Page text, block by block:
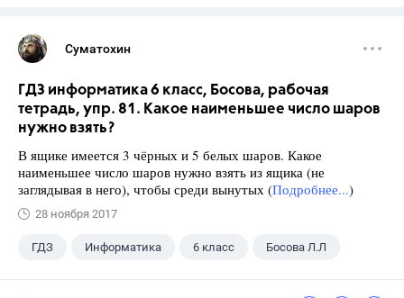
Суматохин
ГДЗ информатика 6 класс, Босова, рабочая
тетрадь, упр. 81. Какое наименьшее число шаров
нужно взять?
В ящике имеется 3 чёрных и 5 белых шаров. Какое
наименьшее число шаров нужно взять из ящика (не
заглядывая в него), чтобы среди вынутых (Подробнее...)
28 ноября 2017
ГДЗ Информатика 6 класс Босова Л.Л